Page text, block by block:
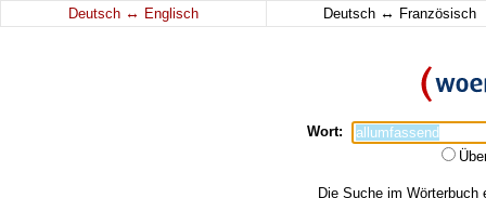
Deutsch ↔ Englisch Deutsch ↔ Französisch
Wort:
Die Suche im